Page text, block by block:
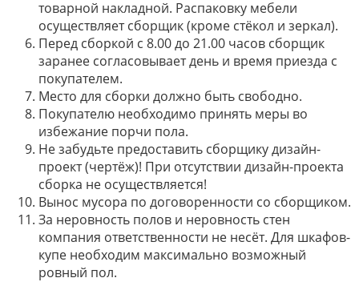
товарной накладной. Распаковку мебели
осуществляет сборщик (кроме стёкол и зеркал).
Перед сборкой с 8.00 до 21.00 часов сборщик
заранее согласовывает день и время приезда с
покупателем.
Место для сборки должно быть свободно.
Покупателю необходимо принять меры во
избежание порчи пола.
Не забудьте предоставить сборщику дизайн-
проект (чертёж)! При отсутствии дизайн-проекта
сборка не осуществляется!
Вынос мусора по договоренности со сборщиком.
За неровность полов и неровность стен
компания ответственности не несёт. Для шкафов-
купе необходим максимально возможный
ровный пол.